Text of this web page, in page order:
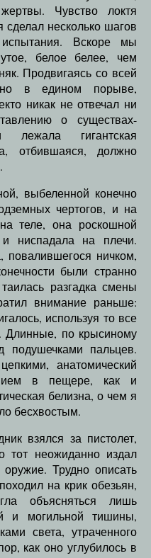
Чувство локтя
несколько шагов
Вскоре мы
белое белее, чем
Продвигаясь со всей
в едином порыве,
никак не отвечал ни
о существах-
гигантская
отбившаяся, должно
выбеленной конечно
чертогов, и на
теле, она роскошной
ниспадала на плечи.
повалившегося ничком,
были странно
разгадка смены
внимание раньше:
используя то все
Длинные, по крысиному
подушечками пальцев.
анатомический
в пещере, как и
белизна, о чем я
бесхвостым.
взялся за пистолет,
тот неожиданно издал
оружие. Трудно описать
на крик обезьян,
объясняться лишь
и могильной тишины,
света, утраченного
как оно углубилось в